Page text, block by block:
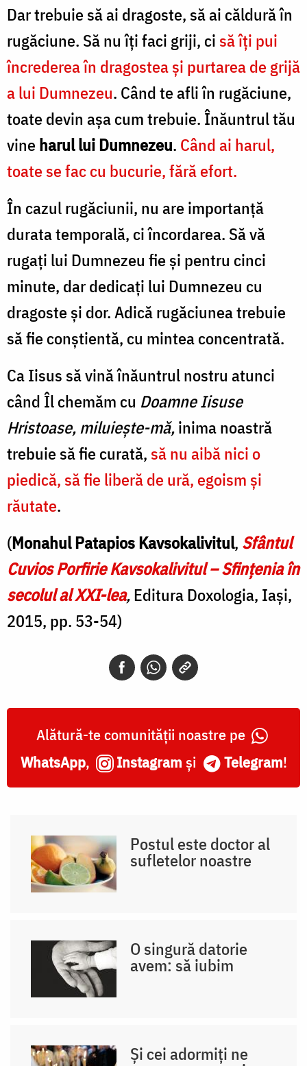
Dar trebuie să ai dragoste, să ai căldură în
rugăciune. Să nu îți faci griji, cisă îți pui
încrederea în dragostea și purtarea de grijă
a lui Dumnezeu. Când te afli în rugăciune,
toate devin așa cum trebuie. Înăuntrul tău
vineharul lui Dumnezeu. Când ai harul,
toate se fac cu bucurie, fără efort.
În cazul rugăciunii, nu are importanță
durata temporală, ci încordarea. Să vă
rugați lui Dumnezeu fie și pentru cinci
minute, dar dedicați lui Dumnezeu cu
dragoste și dor. Adică rugăciunea trebuie
să fie conștientă, cu mintea concentrată.
Ca Iisus să vină înăuntrul nostru atunci
când Îl chemăm cu Doamne Iisuse
Hristoase, miluiește-mă,inima noastră
trebuie să fie curată,să nu aibă nici o
piedică, să fie liberă de ură, egoism și
răutate.
(Monahul Patapios Kavsokalivitul, Sfântul
Cuvios Porfirie Kavsokalivitul – Sfințenia în
secolul al XXI-lea,Editura Doxologia, Iași,
2015, pp. 53-54)
Alătură-te comunității noastre pe
WhatsApp, Instagram și Telegram!
Postul este doctor al
sufletelor noastre
O singură datorie
avem: să iubim
Și cei adormiți ne